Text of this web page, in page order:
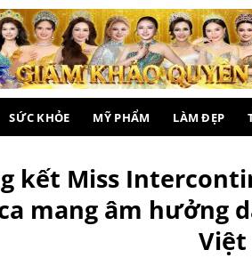
SỨC KHỎE MỸ PHẨM LÀM ĐẸP
kết Miss
mang âm hưởng
Việt